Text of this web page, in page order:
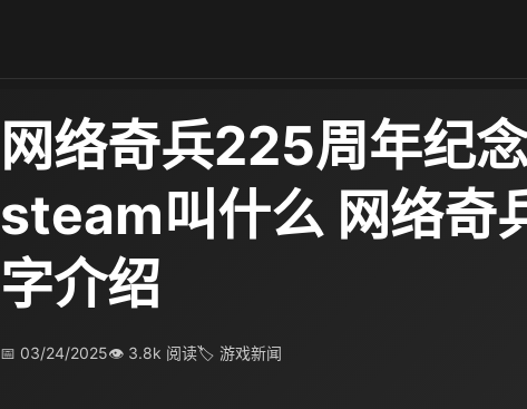
网络奇兵225周年纪
steam叫什么 网络奇
字介绍
📅 03/24/2025👁 3.8k 阅读🏷 游戏新闻